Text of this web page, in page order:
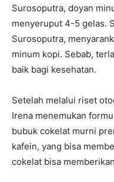
Surosoputra, doyan
menyeruput 4-5 gelas.
Surosoputra,
minum kopi. Sebab,
baik bagi kesehatan.
Setelah melalui riset
Irena menemukan
bubuk cokelat murni
kafein, yang bisa
cokelat bisa